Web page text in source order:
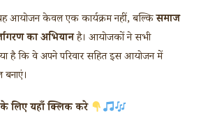
आयोजन केवल एक कार्यक्रम नहीं, बल्किसमाज
का अभियानहै। आयोजकों ने सभी
है कि वे अपने परिवार सहित इस आयोजन में
लिए यहाँ क्लिक करे